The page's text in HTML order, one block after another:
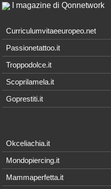
I magazine di Qonnetwork
Curriculumvitaeeuropeo.net
Passionetattoo.it
Troppodolce.it
Scoprilamela.it
Goprestiti.it
Okceliachia.it
Mondopiercing.it
Mammaperfetta.it